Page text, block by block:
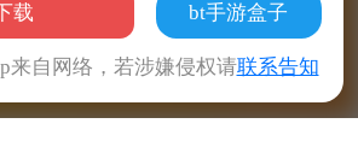
载 bt手游盒子
来自网络，若涉嫌侵权请联系告知